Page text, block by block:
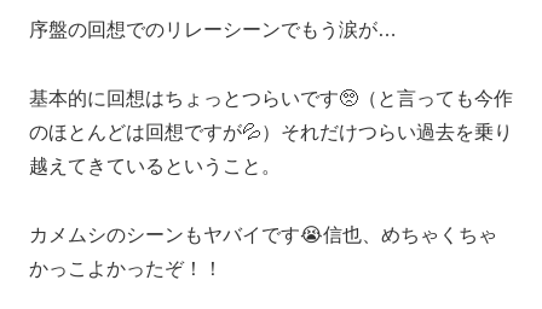
序盤の回想でのリレーシーンでもう涙が…
基本的に回想はちょっとつらいです🥺（と言っても今作
のほとんどは回想ですが💦）それだけつらい過去を乗り
越えてきているということ。
カメムシのシーンもヤバイです😭信也、めちゃくちゃ
かっこよかったぞ！！